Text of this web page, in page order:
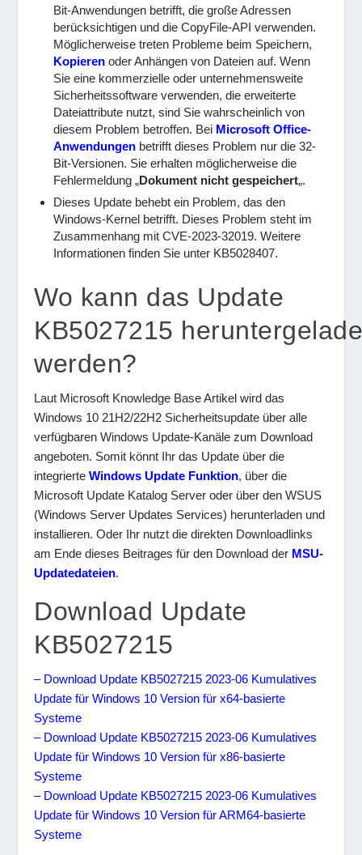
Bit-Anwendungen betrifft, die große Adressen
berücksichtigen und die CopyFile-API verwenden.
Möglicherweise treten Probleme beim Speichern,
Kopieren oder Anhängen von Dateien auf. Wenn
Sie eine kommerzielle oder unternehmensweite
Sicherheitssoftware verwenden, die erweiterte
Dateiattribute nutzt, sind Sie wahrscheinlich von
diesem Problem betroffen. Bei Microsoft Office-
Anwendungen betrifft dieses Problem nur die 32-
Bit-Versionen. Sie erhalten möglicherweise die
Fehlermeldung „Dokument nicht gespeichert„.
Dieses Update behebt ein Problem, das den
Windows-Kernel betrifft. Dieses Problem steht im
Zusammenhang mit CVE-2023-32019. Weitere
Informationen finden Sie unter KB5028407.
Wo kann das Update
KB5027215
werden?
Laut Microsoft Knowledge Base Artikel wird das
Windows 10 21H2/22H2 Sicherheitsupdate über alle
verfügbaren Windows Update-Kanäle zum Download
angeboten. Somit könnt Ihr das Update über die
integrierteWindows Update Funktion, über die
Microsoft Update Katalog Server oder über den WSUS
(Windows Server Updates Services) herunterladen und
installieren. Oder Ihr nutzt die direkten Downloadlinks
am Ende dieses Beitrages für den Download der MSU-
Updatedateien.
Download Update
KB5027215
– Download Update KB5027215 2023-06 Kumulatives
Update für Windows 10 Version für x64-basierte
Systeme
– Download Update KB5027215 2023-06 Kumulatives
Update für Windows 10 Version für x86-basierte
Systeme
– Download Update KB5027215 2023-06 Kumulatives
Update für Windows 10 Version für ARM64-basierte
Systeme